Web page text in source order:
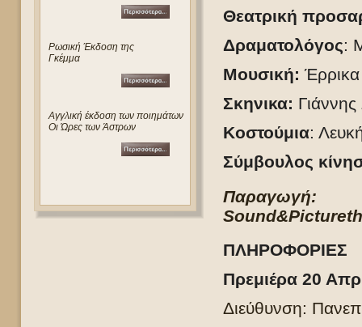
Ρωσική Έκδοση της
Γκέμμα
Αγγλική έκδοση των ποιημάτων
Οι Ώρες των Άστρων
Θεατρική
Δραματολόγος:
Μουσική:
Σκηνικα: Γιάννης
Κοστούμια:
Σύμβουλος
Sound&Picture
ΠΛΗΡΟΦΟΡΙΕΣ
Πρεμιέρα 20
Διεύθυνση: